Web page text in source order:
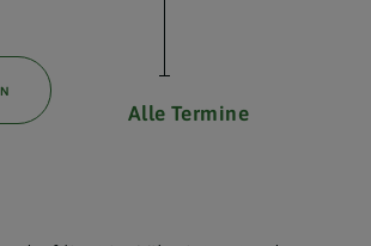
Alle Termine